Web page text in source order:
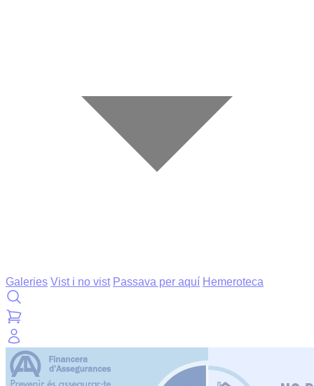
Galeries Vist i no vist Passava per aquí Hemeroteca